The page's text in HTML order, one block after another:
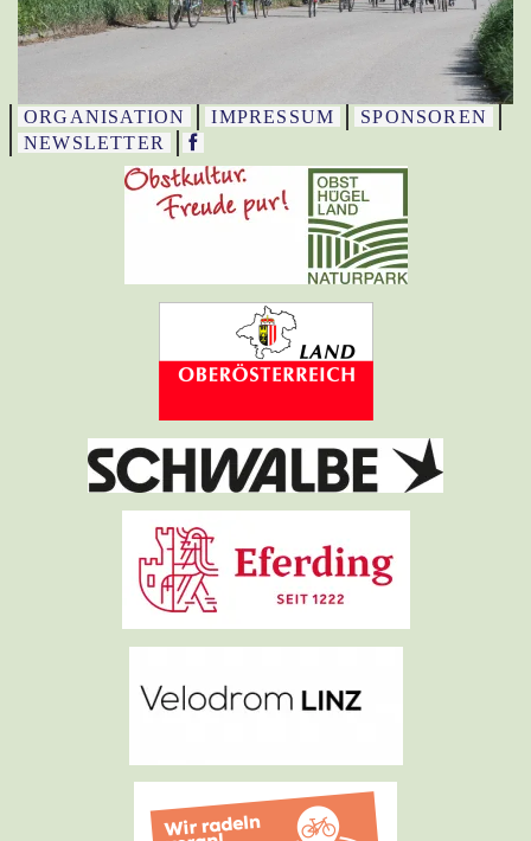
ORGANISATION IMPRESSUM
SPONSOREN
NEWSLETTER